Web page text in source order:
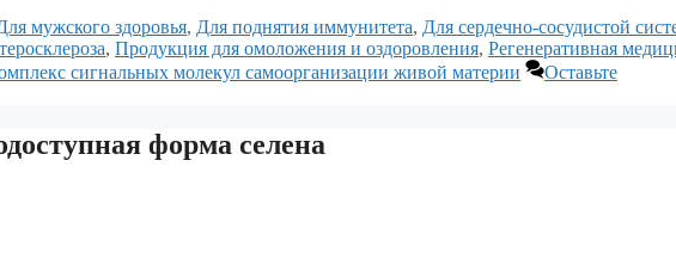
мужского здоровья, Для поднятия иммунитета, Для сердечно-сосудистой
, Продукция для омоложения и оздоровления, Регенеративная
сигнальных молекул самоорганизации живой материи
Оставьте
форма селена